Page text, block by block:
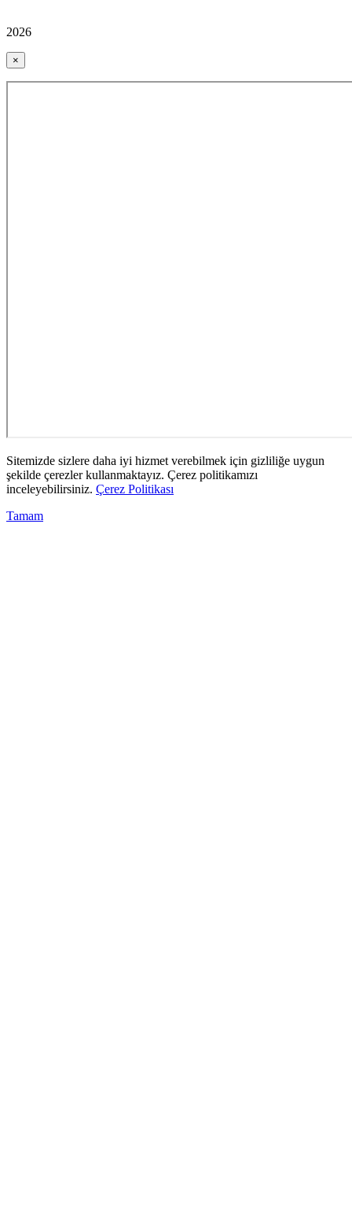
2026
×
Sitemizde sizlere daha iyi hizmet verebilmek için gizliliğe uygun
şekilde çerezler kullanmaktayız. Çerez politikamızı
inceleyebilirsiniz. Çerez Politikası
Tamam